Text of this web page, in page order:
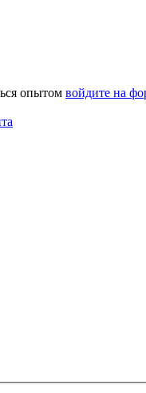
опытом войдите на